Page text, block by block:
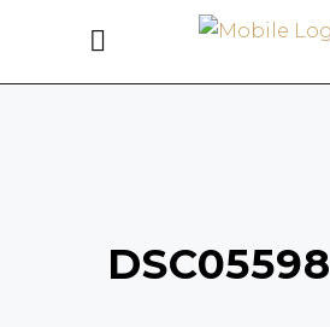
DSC05598